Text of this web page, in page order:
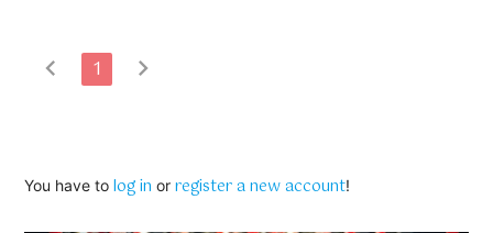
chevron_left 1 chevron_right
You have tolog in orregister a new account!